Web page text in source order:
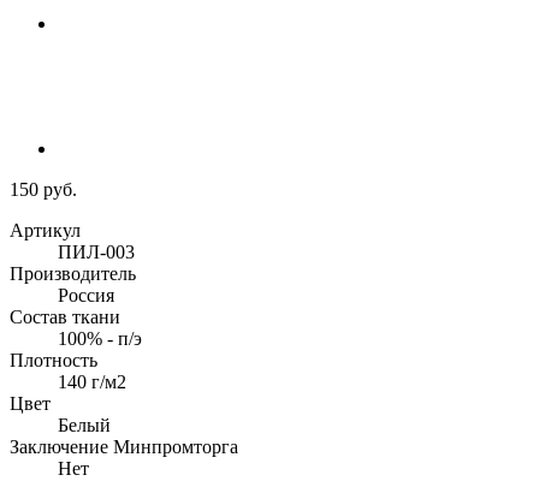
150 руб.
Артикул
ПИЛ-003
Производитель
Россия
Состав ткани
100% - п/э
Плотность
140 г/м2
Цвет
Белый
Заключение Минпромторга
Нет